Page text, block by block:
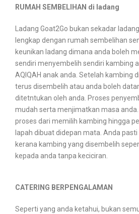
RUMAH SEMBELIHAN di ladang
Ladang Goat2Go bukan sekadar
lengkap dengan rumah sembelihan
keunikan ladang dimana anda boleh
sendiri menyembelih sendiri kambing
AQIQAH anak anda. Setelah kambing
terus disembelih atau anda boleh
ditetntukan oleh anda. Proses
mudah serta menjimatkan masa
proses dari memilih kambing hingga
lapah dibuat didepan mata. Anda
kerana kambing yang disembelih
kepada anda tanpa keciciran.
CATERING BERPENGALAMAN
Seperti yang anda ketahui, bukan